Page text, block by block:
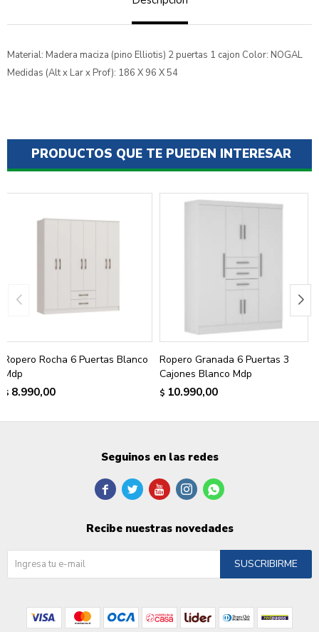
Material: Madera maciza (pino Elliotis) 2 puertas 1 cajon Color: NOGAL
Medidas (Alt x Lar x Prof): 186 X 96 X 54
PRODUCTOS QUE TE PUEDEN INTERESAR
Ropero Rocha 6 Puertas Blanco
Mdp
$ 8.990,00
Ropero Granada 6 Puertas 3
Cajones Blanco Mdp
$ 10.990,00
Seguinos en las redes
    
Recibe nuestras novedades
SUSCRIBIRME